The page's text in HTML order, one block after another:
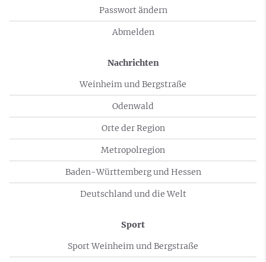
Passwort ändern
Abmelden
Nachrichten
Weinheim und Bergstraße
Odenwald
Orte der Region
Metropolregion
Baden-Württemberg und Hessen
Deutschland und die Welt
Sport
Sport Weinheim und Bergstraße